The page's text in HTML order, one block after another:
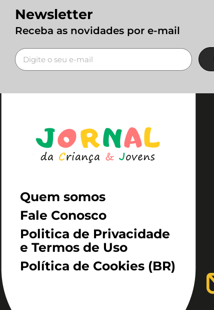
Newsletter
Receba as novidades por e-mail
Quem somos
Fale Conosco
Politica de Privacidade
e Termos de Uso
Política de Cookies (BR)